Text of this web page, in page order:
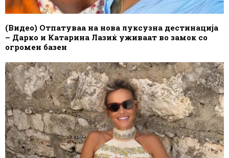
(Видео) Отпатуваа на нова луксузна дестинација
– Дарко и Катарина Лазиќ уживаат во замок со
огромен базен